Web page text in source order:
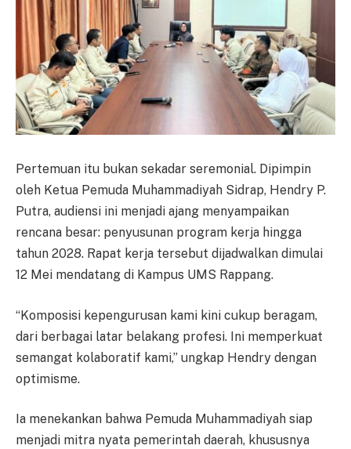
Pertemuan itu bukan sekadar seremonial. Dipimpin
oleh Ketua Pemuda Muhammadiyah Sidrap, Hendry P.
Putra, audiensi ini menjadi ajang menyampaikan
rencana besar: penyusunan program kerja hingga
tahun 2028. Rapat kerja tersebut dijadwalkan dimulai
12 Mei mendatang di Kampus UMS Rappang.
“Komposisi kepengurusan kami kini cukup beragam,
dari berbagai latar belakang profesi. Ini memperkuat
semangat kolaboratif kami,” ungkap Hendry dengan
optimisme.
Ia menekankan bahwa Pemuda Muhammadiyah siap
menjadi mitra nyata pemerintah daerah, khususnya